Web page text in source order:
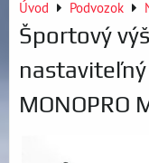
Úvod Podvozok
Športový
MONOPRO